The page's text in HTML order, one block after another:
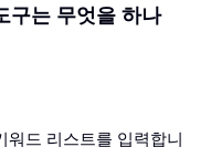
는 무엇을 하나
워드 리스트를 입력합니